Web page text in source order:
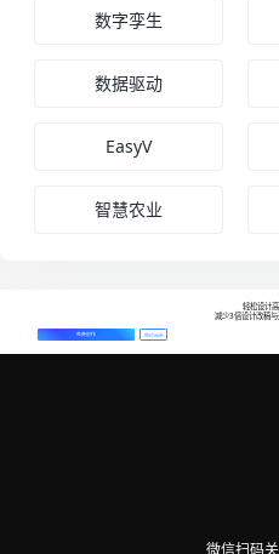
数字孪生
数据驱动
EasyV
智慧农业
轻松设计
减少3倍设计改稿
免费创作 预约演示
微信扫码